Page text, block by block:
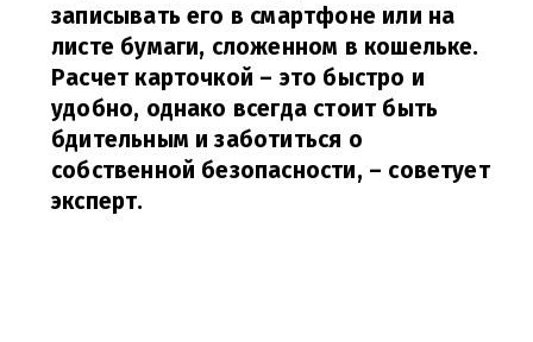
записывать его в смартфоне или на
листе бумаги, сложенном в кошельке.
Расчет карточкой – это быстро и
удобно, однако всегда стоит быть
бдительным и заботиться о
собственной безопасности, – советует
эксперт.